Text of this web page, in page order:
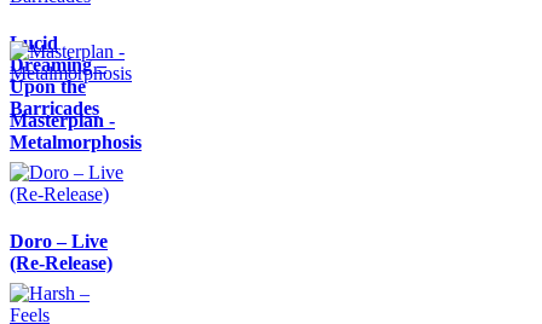
Lucid
Dreaming –
Upon the
Barricades
Masterplan -
Metalmorphosis
Doro – Live
(Re-Release)